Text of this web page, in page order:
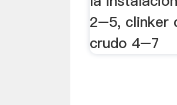
2–5, clinker
crudo 4–7